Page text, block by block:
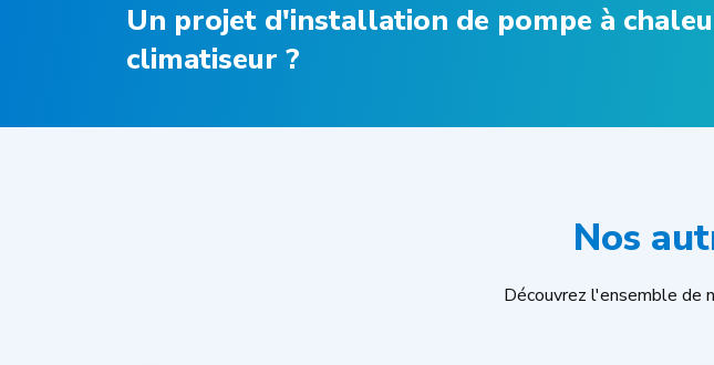
Un projet d'installation de pompe à
climatiseur ?
Nos
Découvrez l'ensemble de